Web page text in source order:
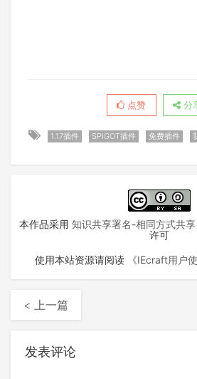
点赞 分
1.17插件 SPIGOT插件 免费插件
本作品采用 知识共享署名-相同方式共
许可
使用本站资源请阅读 《IEcraft用户
< 上一篇
发表评论